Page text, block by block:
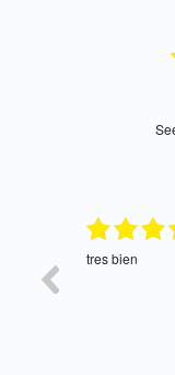
Satisfait, retour